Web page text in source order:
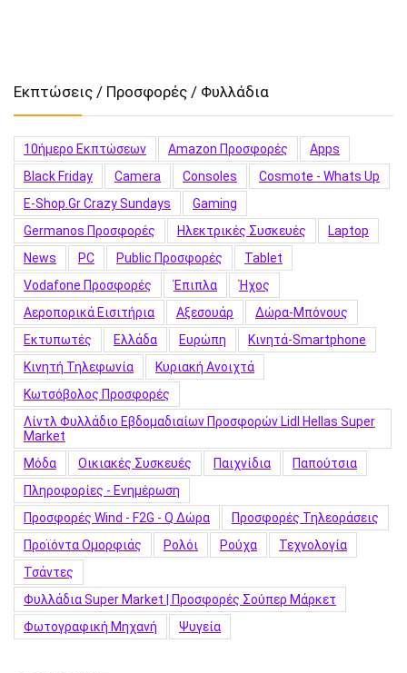
Εκπτώσεις / Προσφορές / Φυλλάδια
10ήμερο Εκπτώσεων Amazon Προσφορές
Apps
Black Friday
Camera Consoles
Cosmote - Whats Up
E-Shop.gr Crazy Sundays
Gaming
Germanos Προσφορές
Hλεκτρικές Συσκευές
Laptop
News
PC Public Προσφορές
Tablet
Vodafone Προσφορές
Έπιπλα
Ήχος
Αεροπορικά Εισιτήρια
Αξεσουάρ
Δώρα-Μπόνους
Εκτυπωτές
Ελλάδα Ευρώπη
Κινητά-Smartphone
Κινητή Τηλεφωνία
Κυριακή Ανοιχτά
Κωτσόβολος Προσφορές
Λίντλ Φυλλάδιο Εβδομαδιαίων Προσφορών Lidl Hellas Super
Market
Μόδα
Οικιακές Συσκευές Παιχνίδια
Παπούτσια
Πληροφορίες - Ενημέρωση
Προσφορές Wind - F2G - Q Δώρα
Προσφορές Τηλεοράσεις
Προϊόντα Ομορφιάς
Ρολόι Ρούχα
Τεχνολογία
Τσάντες
Φυλλάδια Super Market | Προσφορές Σούπερ Μάρκετ
Φωτογραφική Μηχανή
Ψυγεία